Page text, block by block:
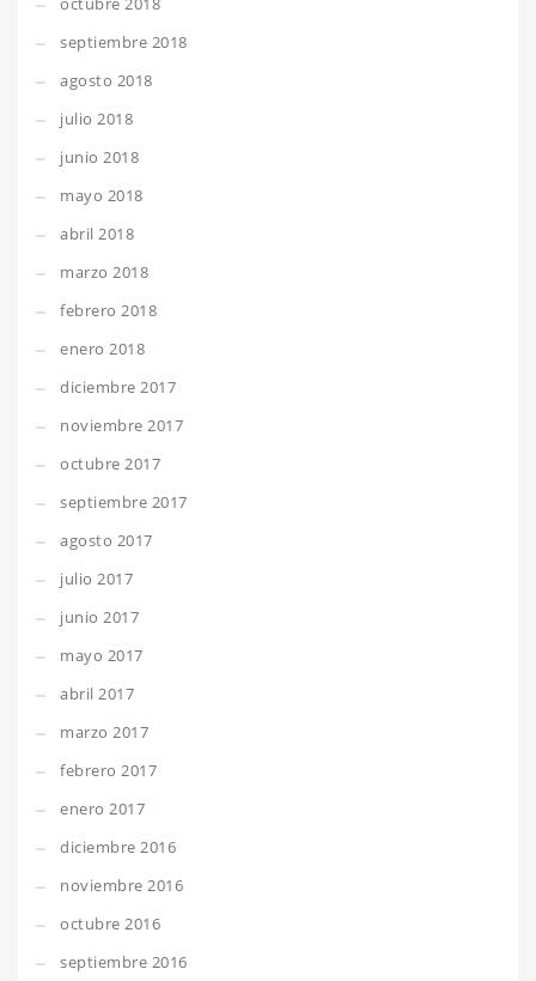
septiembre 2018
agosto 2018
julio 2018
junio 2018
mayo 2018
abril 2018
marzo 2018
febrero 2018
enero 2018
diciembre 2017
noviembre 2017
octubre 2017
septiembre 2017
agosto 2017
julio 2017
junio 2017
mayo 2017
abril 2017
marzo 2017
febrero 2017
enero 2017
diciembre 2016
noviembre 2016
octubre 2016
septiembre 2016